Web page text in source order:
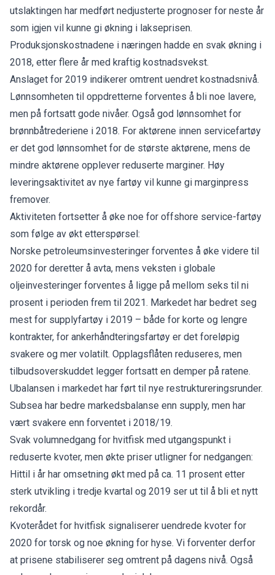
utslaktingen har medført nedjusterte prognoser for neste år
som igjen vil kunne gi økning i lakseprisen.
Produksjonskostnadene i næringen hadde en svak økning i
2018, etter flere år med kraftig kostnadsvekst.
Anslaget for 2019 indikerer omtrent uendret kostnadsnivå.
Lønnsomheten til oppdretterne forventes å bli noe lavere,
men på fortsatt gode nivåer. Også god lønnsomhet for
brønnbåtrederiene i 2018. For aktørene innen servicefartøy
er det god lønnsomhet for de største aktørene, mens de
mindre aktørene opplever reduserte marginer. Høy
leveringsaktivitet av nye fartøy vil kunne gi marginpress
fremover.
Aktiviteten fortsetter å øke noe for offshore service-fartøy
som følge av økt etterspørsel:
Norske petroleumsinvesteringer forventes å øke videre til
2020 for deretter å avta, mens veksten i globale
oljeinvesteringer forventes å ligge på mellom seks til ni
prosent i perioden frem til 2021. Markedet har bedret seg
mest for supplyfartøy i 2019 – både for korte og lengre
kontrakter, for ankerhåndteringsfartøy er det foreløpig
svakere og mer volatilt. Opplagsflåten reduseres, men
tilbudsoverskuddet legger fortsatt en demper på ratene.
Ubalansen i markedet har ført til nye restruktureringsrunder.
Subsea har bedre markedsbalanse enn supply, men har
vært svakere enn forventet i 2018/19.
Svak volumnedgang for hvitfisk med utgangspunkt i
reduserte kvoter, men økte priser utligner for nedgangen:
Hittil i år har omsetning økt med på ca. 11 prosent etter
sterk utvikling i tredje kvartal og 2019 ser ut til å bli et nytt
rekordår.
Kvoterådet for hvitfisk signaliserer uendrede kvoter for
2020 for torsk og noe økning for hyse. Vi forventer derfor
at prisene stabiliserer seg omtrent på dagens nivå. Også